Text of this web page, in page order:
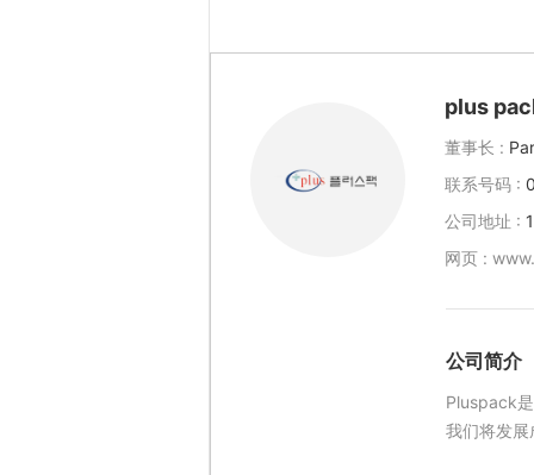
plus
董事长 :
联系号码 :
公司地址 :
网页 :
公司简介
Pluspack
我们将发